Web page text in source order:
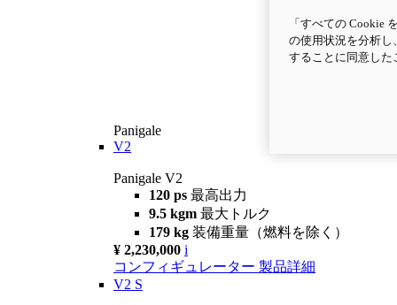
Panigale
V2
Panigale V2
120 ps 最高出力
9.5 kgm 最大トルク
179 kg 装備重量（燃料を除く）
¥ 2,230,000 i
コンフィギュレーター 製品詳細
V2 S
「すべての Cookie
の使用状況を分析し
することに同意し